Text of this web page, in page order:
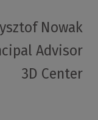
Nowak
Advisor
3D Center